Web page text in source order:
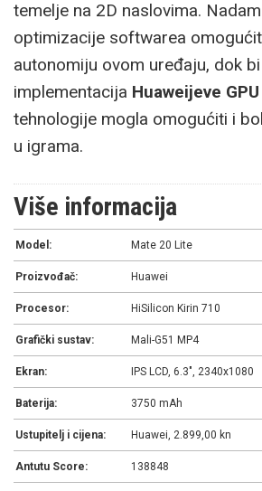
temelje na 2D naslovima.
optimizacije softwarea
autonomiju ovom uređaju, dok
implementacija Huaweijeve
tehnologije mogla omogućiti i
u igrama.
Više informacija
Model: Mate 20 Lite
Proizvođač: Huawei
Procesor: HiSilicon Kirin 710
Grafički sustav: Mali-G51 MP4
Ekran: IPS LCD, 6.3", 2340x1080
Baterija: 3750 mAh
Ustupitelj i cijena: Huawei, 2.899,00 kn
Antutu Score: 138848